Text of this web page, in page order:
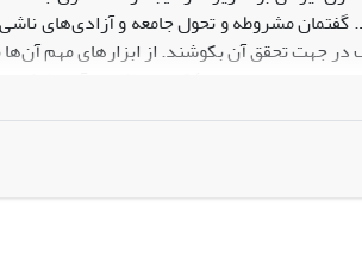
مشروطه و تحول جامعه و آزادی‌های ناشی
جهت تحقق آن بکوشند. از ابزارهای مهم آن‌‌ها
زنان در اواخر دورۀ قاجاریه شهناز آزاد
به چاپ مقاله‌هایی می‌پرداخت که فقط به قلم
این پژوهش درصدد است مطالبات اجتماعی